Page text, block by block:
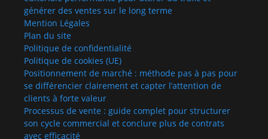
générer des ventes sur le long terme
Mention Légales
Plan du site
Politique de confidentialité
Politique de cookies (UE)
Positionnement de marché : méthode pas à pas pour
se différencier clairement et capter l’attention de
clients à forte valeur
Processus de vente : guide complet pour structurer
son cycle commercial et conclure plus de contrats
avec efficacité